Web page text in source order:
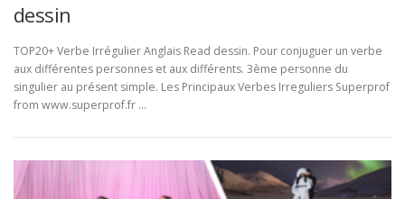
dessin
TOP20+ Verbe Irrégulier Anglais Read dessin. Pour conjuguer un verbe
aux différentes personnes et aux différents. 3ème personne du
singulier au présent simple. Les Principaux Verbes Irreguliers Superprof
from www.superprof.fr …